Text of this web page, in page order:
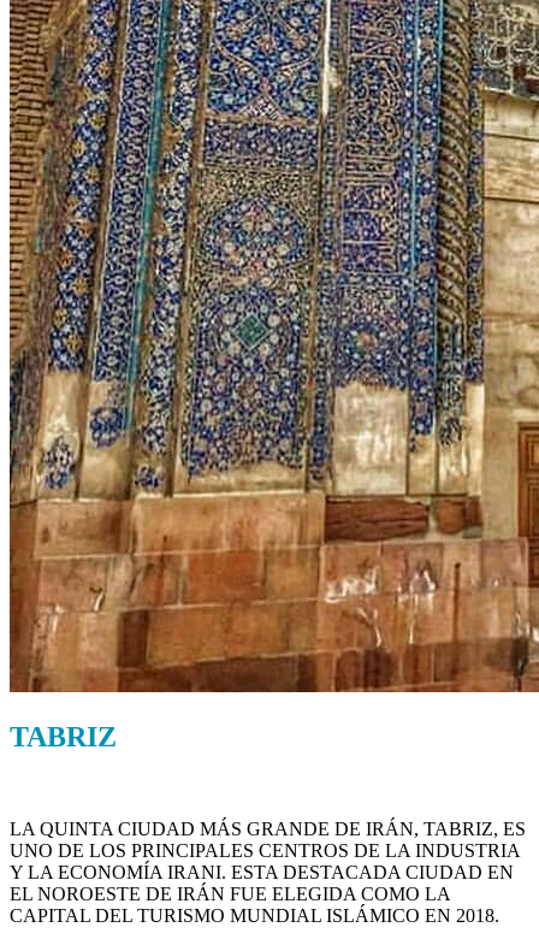
TABRIZ
LA QUINTA CIUDAD MÁS GRANDE DE IRÁN, TABRIZ, ES
UNO DE LOS PRINCIPALES CENTROS DE LA INDUSTRIA
Y LA ECONOMÍA IRANI. ESTA DESTACADA CIUDAD EN
EL NOROESTE DE IRÁN FUE ELEGIDA COMO LA
CAPITAL DEL TURISMO MUNDIAL ISLÁMICO EN 2018.